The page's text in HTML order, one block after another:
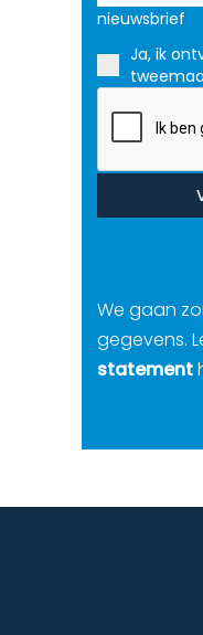
nieuwsbrief
Ja, ik
We gaan
gegevens.
statement